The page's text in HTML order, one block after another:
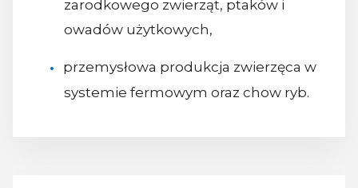
zarodkowego zwierząt, ptaków i
owadów użytkowych,
przemysłowa produkcja zwierzęca w
systemie fermowym oraz chow ryb.